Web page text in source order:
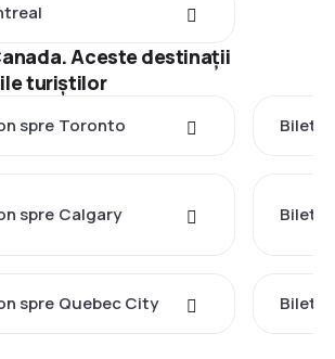
Aceste destinații
turiștilor
spre Toronto Bilete
spre Calgary Bilete
spre Quebec City Bilete